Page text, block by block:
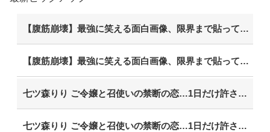
【腹筋崩壊】最強に笑える面白画像、限界まで貼っていけｗｗｗ
【腹筋崩壊】最強に笑える面白画像、限界まで貼っていけｗｗｗ
七ツ森りり ご令嬢と召使いの禁断の恋…1日だけ許された夫婦としての時間をひたすら愛し合う。
七ツ森りり ご令嬢と召使いの禁断の恋…1日だけ許された夫婦としての時間をひたすら愛し合う。